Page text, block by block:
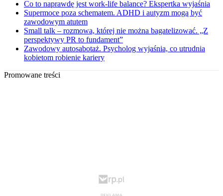
Co to naprawdę jest work-life balance? Ekspertka wyjaśnia
Supermoce poza schematem. ADHD i autyzm mogą być
zawodowym atutem
Small talk – rozmowa, której nie można bagatelizować. „Z
perspektywy PR to fundament”
Zawodowy autosabotaż. Psycholog wyjaśnia, co utrudnia
kobietom robienie kariery
Promowane treści